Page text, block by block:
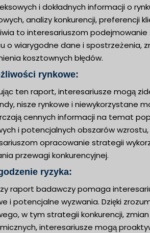
i dokładnych informacji o
analizy konkurencji, preferencji
to interesariuszom
o wiarygodne dane i spostrzeżenia,
kosztownych błędów.
rynkowe:
ten raport, interesariusze mogą
nisze rynkowe i niewykorzystane
cennych informacji na temat
i potencjalnych obszarów
opracowanie strategii
przewagi konkurencyjnej.
ryzyka:
raport badawczy pomaga
i potencjalne wyzwania. Dzięki
w tym strategii konkurencji,
interesariusze mogą